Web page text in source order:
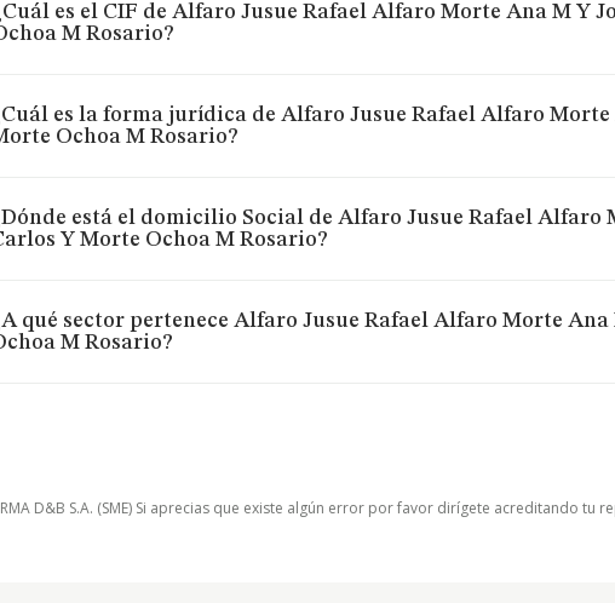
es el CIF de Alfaro Jusue Rafael Alfaro Morte Ana M Y
M Rosario?
es la forma jurídica de Alfaro Jusue Rafael Alfaro Morte
Ochoa M Rosario?
está el domicilio Social de Alfaro Jusue Rafael Alfaro
Y Morte Ochoa M Rosario?
qué sector pertenece Alfaro Jusue Rafael Alfaro Morte Ana
M Rosario?
D&B S.A. (SME) Si aprecias que existe algún error por favor dirígete acreditando tu